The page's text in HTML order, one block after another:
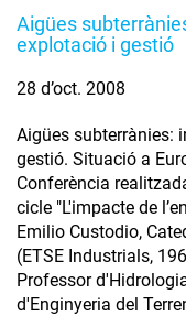
Aigües
explotació i gestió
28 d’oct. 2008
Aigües subterrànies:
gestió. Situació a
Conferència
cicle "L'impacte de
Emilio Custodio,
(ETSE Industrials,
Professor
d'Enginyeria del